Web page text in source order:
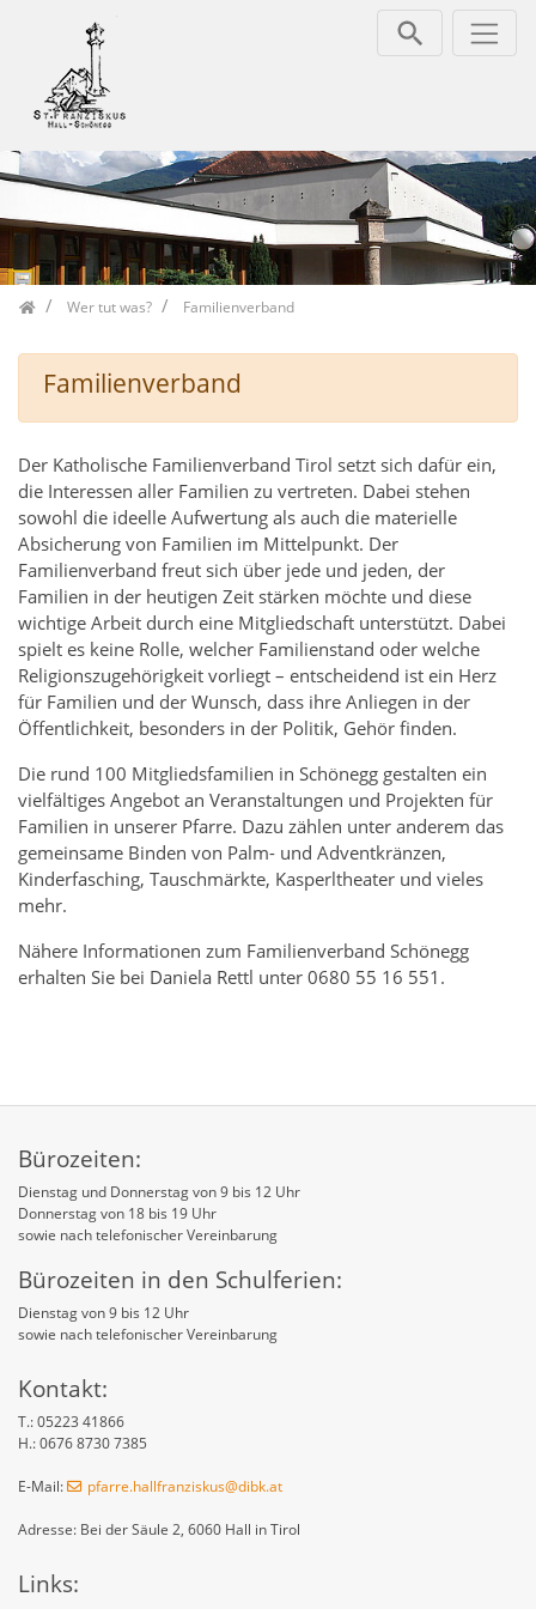
Zum Inhalt springen
HomeWer tut was? Familienverband
Familienverband
Der Katholische Familienverband Tirol setzt sich dafür ein,
die Interessen aller Familien zu vertreten. Dabei stehen
sowohl die ideelle Aufwertung als auch die materielle
Absicherung von Familien im Mittelpunkt. Der
Familienverband freut sich über jede und jeden, der
Familien in der heutigen Zeit stärken möchte und diese
wichtige Arbeit durch eine Mitgliedschaft unterstützt. Dabei
spielt es keine Rolle, welcher Familienstand oder welche
Religionszugehörigkeit vorliegt – entscheidend ist ein Herz
für Familien und der Wunsch, dass ihre Anliegen in der
Öffentlichkeit, besonders in der Politik, Gehör finden.
Die rund 100 Mitgliedsfamilien in Schönegg gestalten ein
vielfältiges Angebot an Veranstaltungen und Projekten für
Familien in unserer Pfarre. Dazu zählen unter anderem das
gemeinsame Binden von Palm- und Adventkränzen,
Kinderfasching, Tauschmärkte, Kasperltheater und vieles
mehr.
Nähere Informationen zum Familienverband Schönegg
erhalten Sie bei Daniela Rettl unter 0680 55 16 551.
Bürozeiten:
Dienstag und Donnerstag von 9 bis 12 Uhr
Donnerstag von 18 bis 19 Uhr
sowie nach telefonischer Vereinbarung
Bürozeiten in den Schulferien:
Dienstag von 9 bis 12 Uhr
sowie nach telefonischer Vereinbarung
Kontakt:
T.: 05223 41866
H.: 0676 8730 7385
E-Mail: pfarre.hallfranziskus@dibk.at
Adresse: Bei der Säule 2, 6060 Hall in Tirol
Links: